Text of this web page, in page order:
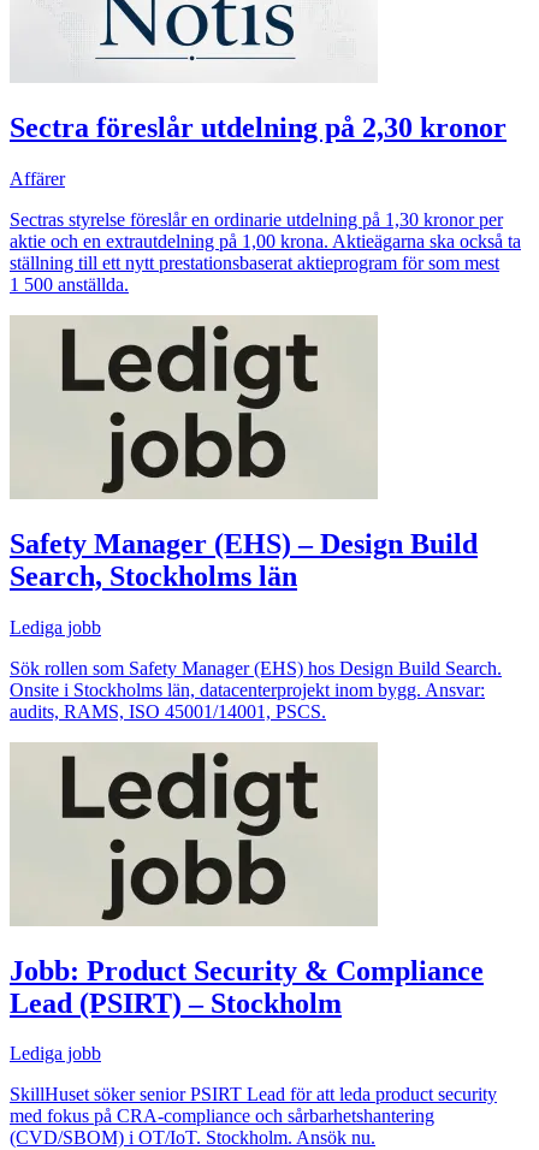
Sectra föreslår utdelning på 2,30 kronor
Affärer
Sectras styrelse föreslår en ordinarie utdelning på 1,30 kronor per
aktie och en extrautdelning på 1,00 krona. Aktieägarna ska också ta
ställning till ett nytt prestationsbaserat aktieprogram för som mest
1 500 anställda.
Safety Manager (EHS) – Design Build
Search, Stockholms län
Lediga jobb
Sök rollen som Safety Manager (EHS) hos Design Build Search.
Onsite i Stockholms län, datacenterprojekt inom bygg. Ansvar:
audits, RAMS, ISO 45001/14001, PSCS.
Jobb: Product Security & Compliance
Lead (PSIRT) – Stockholm
Lediga jobb
SkillHuset söker senior PSIRT Lead för att leda product security
med fokus på CRA‑compliance och sårbarhetshantering
(CVD/SBOM) i OT/IoT. Stockholm. Ansök nu.